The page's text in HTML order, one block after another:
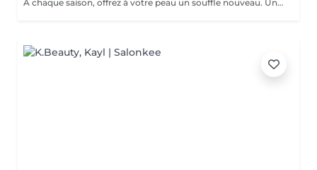
À chaque saison, offrez à votre peau un souffle nouveau. Un rituel réconfortant et surprenant, riche en textures, senteurs et sensations. Ce soin évolue au rythme des saisons pour répondre aux besoins spécifiques de votre peau : hydratation, éclat, tonus et vitalité. Un véritable moment de bien-être et de fraîcheur, qui ravive l'éclat naturel du teint et réveille les sens. Résultat : une peau ressourcée, lumineuse et parfaitement hydratée.